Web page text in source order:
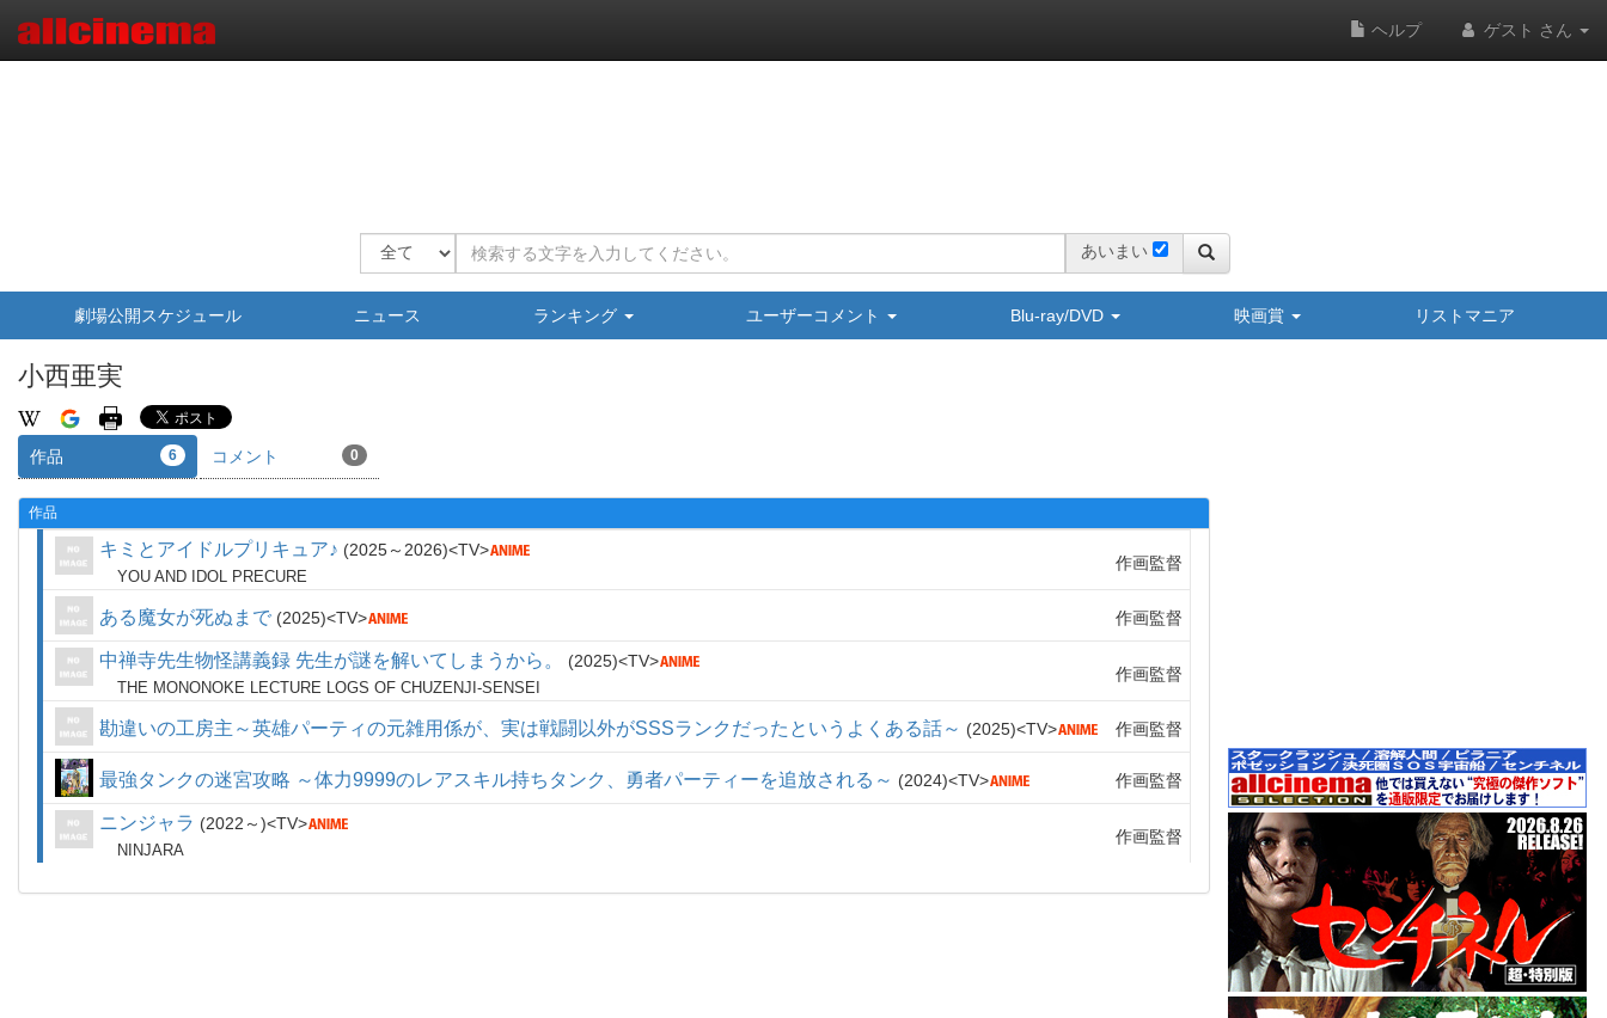
ヘルプ ゲスト さん
あいまい
劇場公開スケジュール ニュース ランキング ユーザーコメント Blu-ray/DVD 映画賞 リストマニア
小西亜実
作品 6 コメント 0
作品
キミとアイドルプリキュア♪ 2025～2026 TV
YOU AND IDOL PRECURE
作画監督
ある魔女が死ぬまで 2025 TV 作画監督
中禅寺先生物怪講義録 先生が謎を解いてしまうから。 2025 TV
THE MONONOKE LECTURE LOGS OF CHUZENJI-SENSEI
作画監督
勘違いの工房主～英雄パーティの元雑用係が、実は戦闘以外がSSSランクだったというよくある話～ 2025 TV 作画監督
最強タンクの迷宮攻略 ～体力9999のレアスキル持ちタンク、勇者パーティーを追放される～ 2024 TV 作画監督
ニンジャラ 2022～ TV
NINJARA
作画監督